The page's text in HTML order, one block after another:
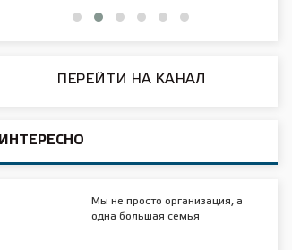
ПЕРЕЙТИ НА КАНАЛ
ИНТЕРЕСНО
Мы не просто организация, а
одна большая семья